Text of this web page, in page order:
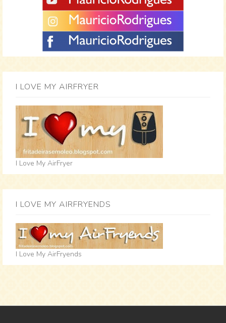
I LOVE MY AIRFRYER
I Love My AirFryer
I LOVE MY AIRFRYENDS
I Love My AirFryends